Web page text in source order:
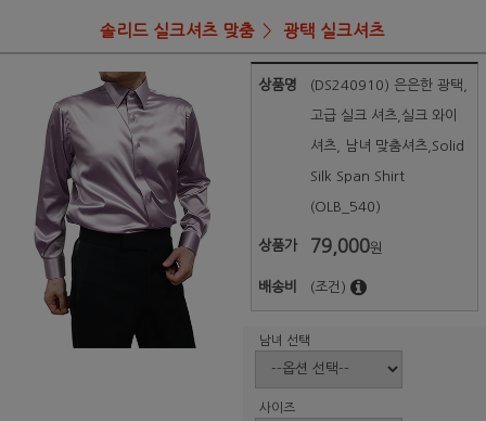
솔리드 실크셔츠 맞춤 광택 실크셔츠
상품명 (DS240910) 은은한 광택,
고급 실크 셔츠,실크 와이
셔츠, 남녀 맞춤셔츠,Solid
Silk Span Shirt
(OLB_540)
상품가 79,000원
배송비 (조건)
남녀 선택
사이즈